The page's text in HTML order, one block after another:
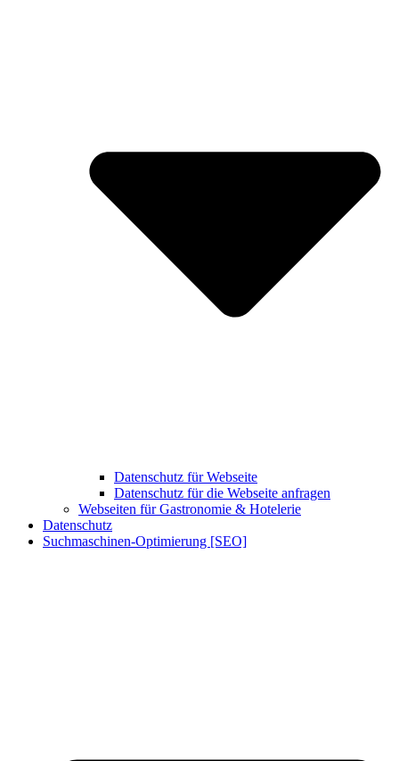
Datenschutz für Webseite
Datenschutz für die Webseite anfragen
Webseiten für Gastronomie & Hotelerie
Datenschutz
Suchmaschinen-Optimierung [SEO]